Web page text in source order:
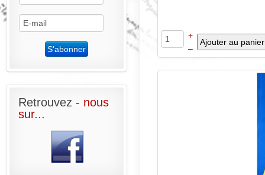
+
–
Retrouvez - nous
sur...